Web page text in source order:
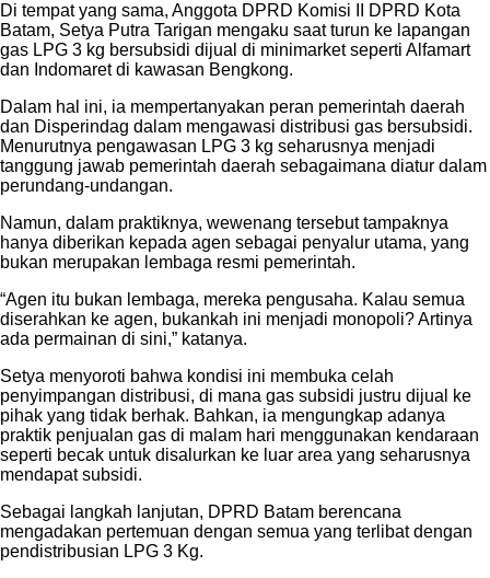
Di tempat yang sama, Anggota DPRD Komisi II DPRD Kota
Batam, Setya Putra Tarigan mengaku saat turun ke lapangan
gas LPG 3 kg bersubsidi dijual di minimarket seperti Alfamart
dan Indomaret di kawasan Bengkong.
Dalam hal ini, ia mempertanyakan peran pemerintah daerah
dan Disperindag dalam mengawasi distribusi gas bersubsidi.
Menurutnya pengawasan LPG 3 kg seharusnya menjadi
tanggung jawab pemerintah daerah sebagaimana diatur dalam
perundang-undangan.
Namun, dalam praktiknya, wewenang tersebut tampaknya
hanya diberikan kepada agen sebagai penyalur utama, yang
bukan merupakan lembaga resmi pemerintah.
“Agen itu bukan lembaga, mereka pengusaha. Kalau semua
diserahkan ke agen, bukankah ini menjadi monopoli? Artinya
ada permainan di sini,” katanya.
Setya menyoroti bahwa kondisi ini membuka celah
penyimpangan distribusi, di mana gas subsidi justru dijual ke
pihak yang tidak berhak. Bahkan, ia mengungkap adanya
praktik penjualan gas di malam hari menggunakan kendaraan
seperti becak untuk disalurkan ke luar area yang seharusnya
mendapat subsidi.
Sebagai langkah lanjutan, DPRD Batam berencana
mengadakan pertemuan dengan semua yang terlibat dengan
pendistribusian LPG 3 Kg.